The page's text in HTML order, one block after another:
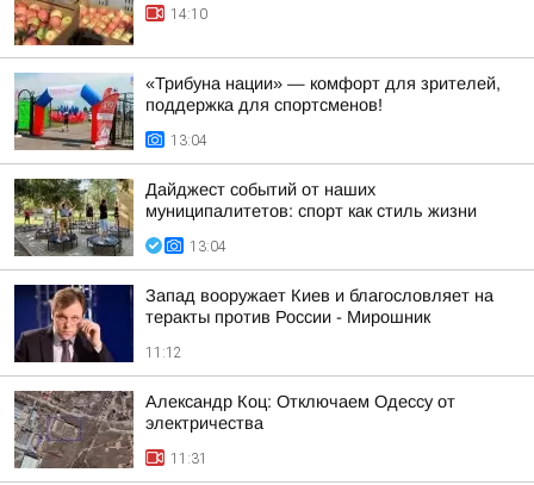
14:10
«Трибуна нации» — комфорт для зрителей,
поддержка для спортсменов!
13:04
Дайджест событий от наших
муниципалитетов: спорт как стиль жизни
13:04
Запад вооружает Киев и благословляет на
теракты против России - Мирошник
11:12
Александр Коц: Отключаем Одессу от
электричества
11:31